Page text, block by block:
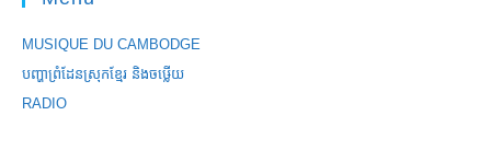
MUSIQUE DU CAMBODGE
បញ្ហាព្រំដែនស្រុកខ្មែរ និងចឞ្លើយ
RADIO